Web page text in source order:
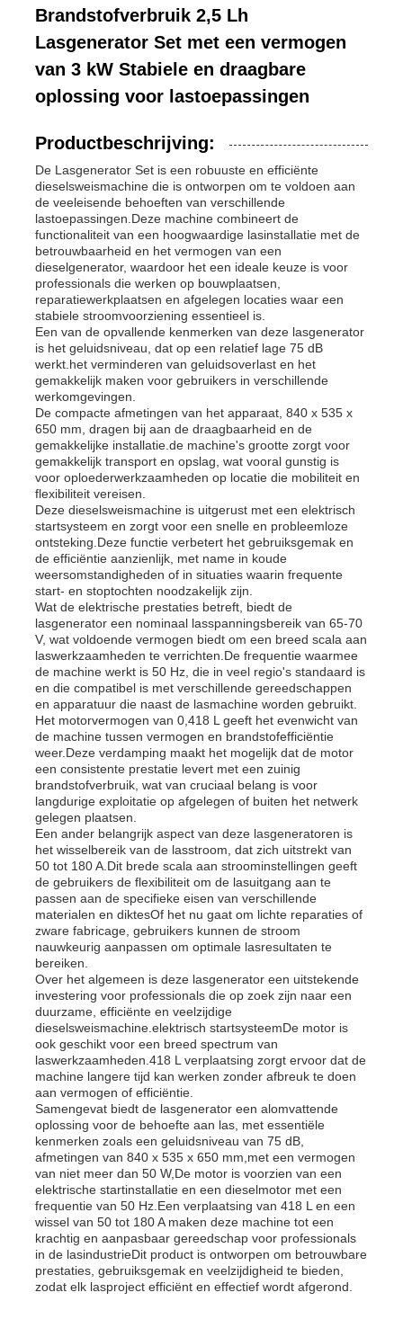
Thuis
Producten
Videos
Over ons
Fabrieksreis
Kwaliteitscontrole
Contacteer ons
nieuws
Alle Gevallen
Vraag een offerte aan
dieselgeneratorset
benzinegeneratoren
Omvormergeneratorset
Draagbare Generator Set
Industriële generatorset
Digitale generatorset
Brandstofverbruik 2,5 Lh
Lasgenerator Set met een vermogen
van 3 kW Stabiele en draagbare
oplossing voor lastoepassingen
Productbeschrijving:
De Lasgenerator Set is een robuuste en efficiënte
dieselsweismachine die is ontworpen om te voldoen aan
de veeleisende behoeften van verschillende
lastoepassingen.Deze machine combineert de
functionaliteit van een hoogwaardige lasinstallatie met de
betrouwbaarheid en het vermogen van een
dieselgenerator, waardoor het een ideale keuze is voor
professionals die werken op bouwplaatsen,
reparatiewerkplaatsen en afgelegen locaties waar een
stabiele stroomvoorziening essentieel is.
Een van de opvallende kenmerken van deze lasgenerator
is het geluidsniveau, dat op een relatief lage 75 dB
werkt.het verminderen van geluidsoverlast en het
gemakkelijk maken voor gebruikers in verschillende
werkomgevingen.
De compacte afmetingen van het apparaat, 840 x 535 x
650 mm, dragen bij aan de draagbaarheid en de
gemakkelijke installatie.de machine's grootte zorgt voor
gemakkelijk transport en opslag, wat vooral gunstig is
voor oploederwerkzaamheden op locatie die mobiliteit en
flexibiliteit vereisen.
Deze dieselsweismachine is uitgerust met een elektrisch
startsysteem en zorgt voor een snelle en probleemloze
ontsteking.Deze functie verbetert het gebruiksgemak en
de efficiëntie aanzienlijk, met name in koude
weersomstandigheden of in situaties waarin frequente
start- en stoptochten noodzakelijk zijn.
Wat de elektrische prestaties betreft, biedt de
lasgenerator een nominaal lasspanningsbereik van 65-70
V, wat voldoende vermogen biedt om een breed scala aan
laswerkzaamheden te verrichten.De frequentie waarmee
de machine werkt is 50 Hz, die in veel regio's standaard is
en die compatibel is met verschillende gereedschappen
en apparatuur die naast de lasmachine worden gebruikt.
Het motorvermogen van 0,418 L geeft het evenwicht van
de machine tussen vermogen en brandstofefficiëntie
weer.Deze verdamping maakt het mogelijk dat de motor
een consistente prestatie levert met een zuinig
brandstofverbruik, wat van cruciaal belang is voor
langdurige exploitatie op afgelegen of buiten het netwerk
gelegen plaatsen.
Een ander belangrijk aspect van deze lasgeneratoren is
het wisselbereik van de lasstroom, dat zich uitstrekt van
50 tot 180 A.Dit brede scala aan stroominstellingen geeft
de gebruikers de flexibiliteit om de lasuitgang aan te
passen aan de specifieke eisen van verschillende
materialen en diktesOf het nu gaat om lichte reparaties of
zware fabricage, gebruikers kunnen de stroom
nauwkeurig aanpassen om optimale lasresultaten te
bereiken.
Over het algemeen is deze lasgenerator een uitstekende
investering voor professionals die op zoek zijn naar een
duurzame, efficiënte en veelzijdige
dieselsweismachine.elektrisch startsysteemDe motor is
ook geschikt voor een breed spectrum van
laswerkzaamheden.418 L verplaatsing zorgt ervoor dat de
machine langere tijd kan werken zonder afbreuk te doen
aan vermogen of efficiëntie.
Samengevat biedt de lasgenerator een alomvattende
oplossing voor de behoefte aan las, met essentiële
kenmerken zoals een geluidsniveau van 75 dB,
afmetingen van 840 x 535 x 650 mm,met een vermogen
van niet meer dan 50 W,De motor is voorzien van een
elektrische startinstallatie en een dieselmotor met een
frequentie van 50 Hz.Een verplaatsing van 418 L en een
wissel van 50 tot 180 A maken deze machine tot een
krachtig en aanpasbaar gereedschap voor professionals
in de lasindustrieDit product is ontworpen om betrouwbare
prestaties, gebruiksgemak en veelzijdigheid te bieden,
zodat elk lasproject efficiënt en effectief wordt afgerond.